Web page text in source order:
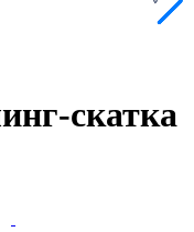
скатка